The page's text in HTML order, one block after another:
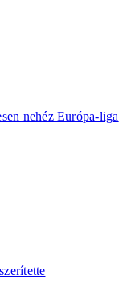
nehéz Európa-liga